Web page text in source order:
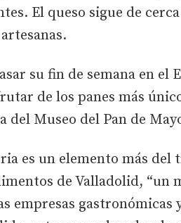
El queso sigue de
su fin de semana en el
de los panes más
del Museo del Pan de
es un elemento más del
de Valladolid, “un
empresas gastronómicas